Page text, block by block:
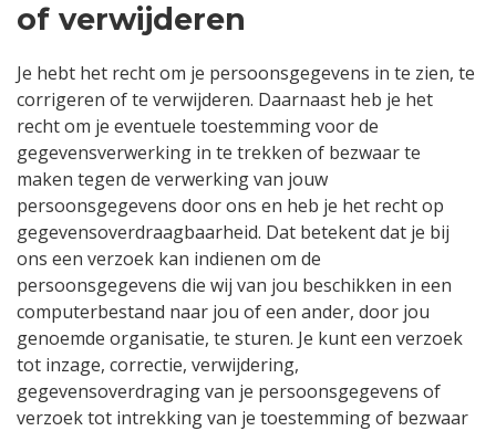
of verwijderen
Je hebt het recht om je persoonsgegevens in te zien, te
corrigeren of te verwijderen. Daarnaast heb je het
recht om je eventuele toestemming voor de
gegevensverwerking in te trekken of bezwaar te
maken tegen de verwerking van jouw
persoonsgegevens door ons en heb je het recht op
gegevensoverdraagbaarheid. Dat betekent dat je bij
ons een verzoek kan indienen om de
persoonsgegevens die wij van jou beschikken in een
computerbestand naar jou of een ander, door jou
genoemde organisatie, te sturen. Je kunt een verzoek
tot inzage, correctie, verwijdering,
gegevensoverdraging van je persoonsgegevens of
verzoek tot intrekking van je toestemming of bezwaar